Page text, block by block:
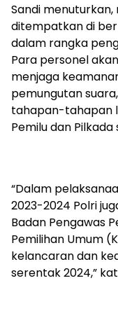
Sandi
ditempatkan di
dalam rangka
Para personel
menjaga
pemungutan
tahapan-tahapan
Pemilu dan
“Dalam
2023-2024 Polri
Badan Pengawas
Pemilihan Umum
kelancaran dan
serentak 2024,”